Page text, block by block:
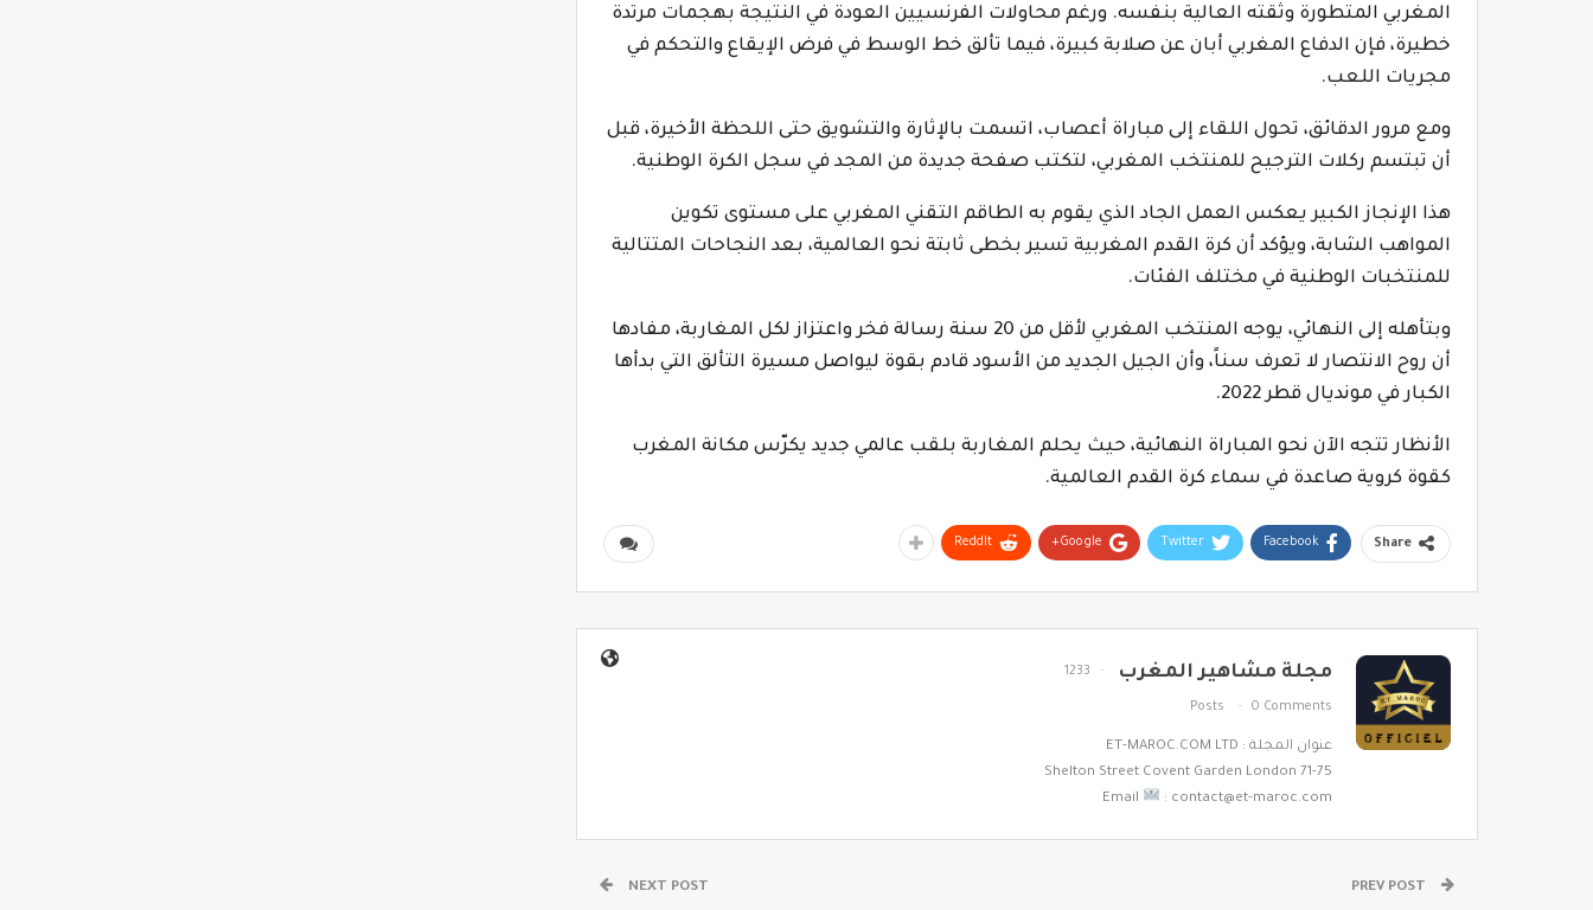
المغربي المتطورة وثقته العالية بنفسه. ورغم محاولات الفرنسيين العودة في النتيجة بهجمات مرتدة
خطيرة، فإن الدفاع المغربي أبان عن صلابة كبيرة، فيما تألق خط الوسط في فرض الإيقاع والتحكم في
مجريات اللعب.
ومع مرور الدقائق، تحول اللقاء إلى مباراة أعصاب، اتسمت بالإثارة والتشويق حتى اللحظة الأخيرة، قبل
أن تبتسم ركلات الترجيح للمنتخب المغربي، لتكتب صفحة جديدة من المجد في سجل الكرة الوطنية.
هذا الإنجاز الكبير يعكس العمل الجاد الذي يقوم به الطاقم التقني المغربي على مستوى تكوين
المواهب الشابة، ويؤكد أن كرة القدم المغربية تسير بخطى ثابتة نحو العالمية، بعد النجاحات المتتالية
للمنتخبات الوطنية في مختلف الفئات.
وبتأهله إلى النهائي، يوجه المنتخب المغربي لأقل من 20 سنة رسالة فخر واعتزاز لكل المغاربة، مفادها
أن روح الانتصار لا تعرف سناً، وأن الجيل الجديد من الأسود قادم بقوة ليواصل مسيرة التألق التي بدأها
الكبار في مونديال قطر 2022.
الأنظار تتجه الآن نحو المباراة النهائية، حيث يحلم المغاربة بلقب عالمي جديد يكرّس مكانة المغرب
كقوة كروية صاعدة في سماء كرة القدم العالمية.
Share
Facebook
Twitter
Google+
ReddIt
مجلة مشاهير المغرب 1233
Posts 0 Comments
عنوان المجلة : ET-MAROC.COM LTD
71-75 Shelton Street Covent Garden London
Email
: contact@et-maroc.com
NEXT POST